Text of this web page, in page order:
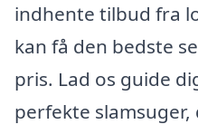
indhente tilbud fra
kan få den bedste
pris. Lad os guide
perfekte